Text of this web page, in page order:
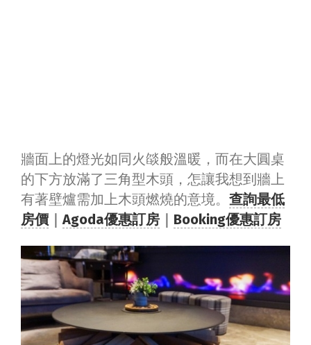
牆面上的燈光如同火燄般溫暖，而在大圓桌
的下方放滿了三角型木頭，怎讓我想到牆上
有著壁爐需加上木頭燃燒的意境。 查詢最低
房價 ｜Agoda優惠訂房 ｜ Booking優惠訂房